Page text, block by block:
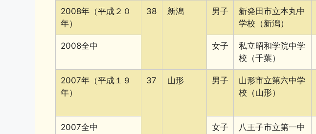
2008年（平成２０
年）
38 新潟 男子
新発田市立本丸中
学校（新潟）
2008全中 女子
私立昭和学院中学
校（千葉）
2007年（平成１９
年）
37 山形 男子
山形市立第六中学
校（山形）
2007全中 女子
八王子市立第一中